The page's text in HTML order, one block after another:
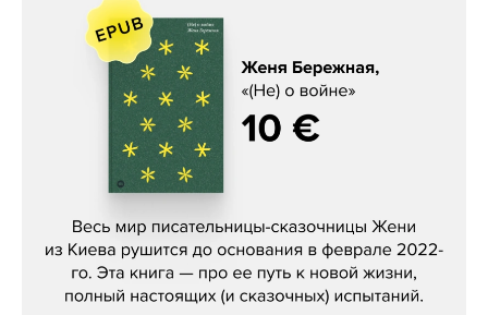
Женя Бережная, «(Не) о войне»